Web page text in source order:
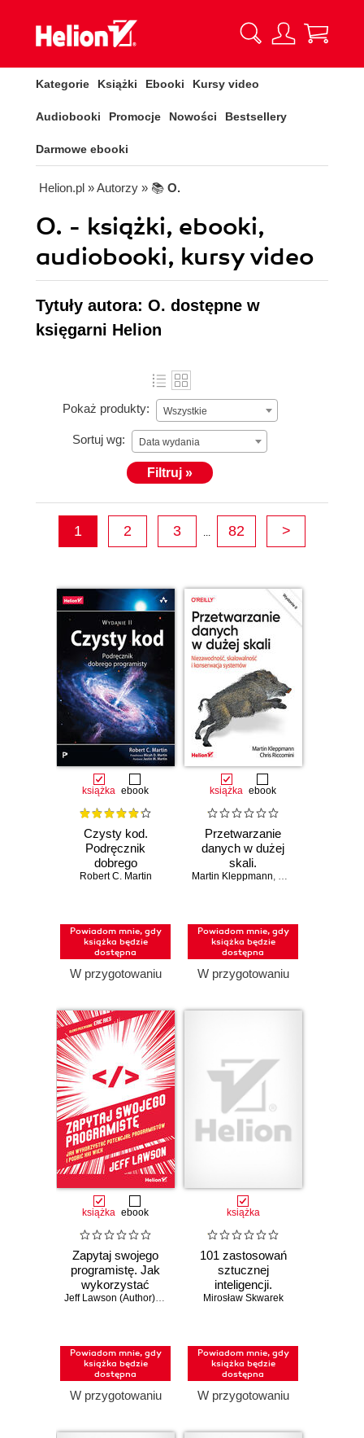
Kategorie Książki Ebooki Kursy video
Audiobooki Promocje Nowości Bestsellery
Darmowe ebooki
Helion.pl » Autorzy » 📚 O.
O. - książki, ebooki,
audiobooki, kursy video
Tytuły autora: O. dostępne w
księgarni Helion
Pokaż produkty: Wszystkie
Sortuj wg: Data wydania
Filtruj »
1 2 3 ... 82 >
książka ebook
Czysty kod.
Podręcznik
dobrego
programisty.
Robert C. Martin
Powiadom mnie, gdy
książka będzie
dostępna
W przygotowaniu
książka ebook
Przetwarzanie
danych w dużej
skali.
Niezawodność,
systemów.
Wydanie II
Martin Kleppmann, Chris Riccomini
Powiadom mnie, gdy
książka będzie
dostępna
W przygotowaniu
książka ebook
Zapytaj swojego
programistę. Jak
wykorzystać
potencjał
Jeff Lawson (Author)
,Eric Ries (Foreword)
Powiadom mnie, gdy
książka będzie
dostępna
W przygotowaniu
książka
101 zastosowań
sztucznej
inteligencji.
Oszczędzaj 2-3
Mirosław Skwarek
Powiadom mnie, gdy
książka będzie
dostępna
W przygotowaniu